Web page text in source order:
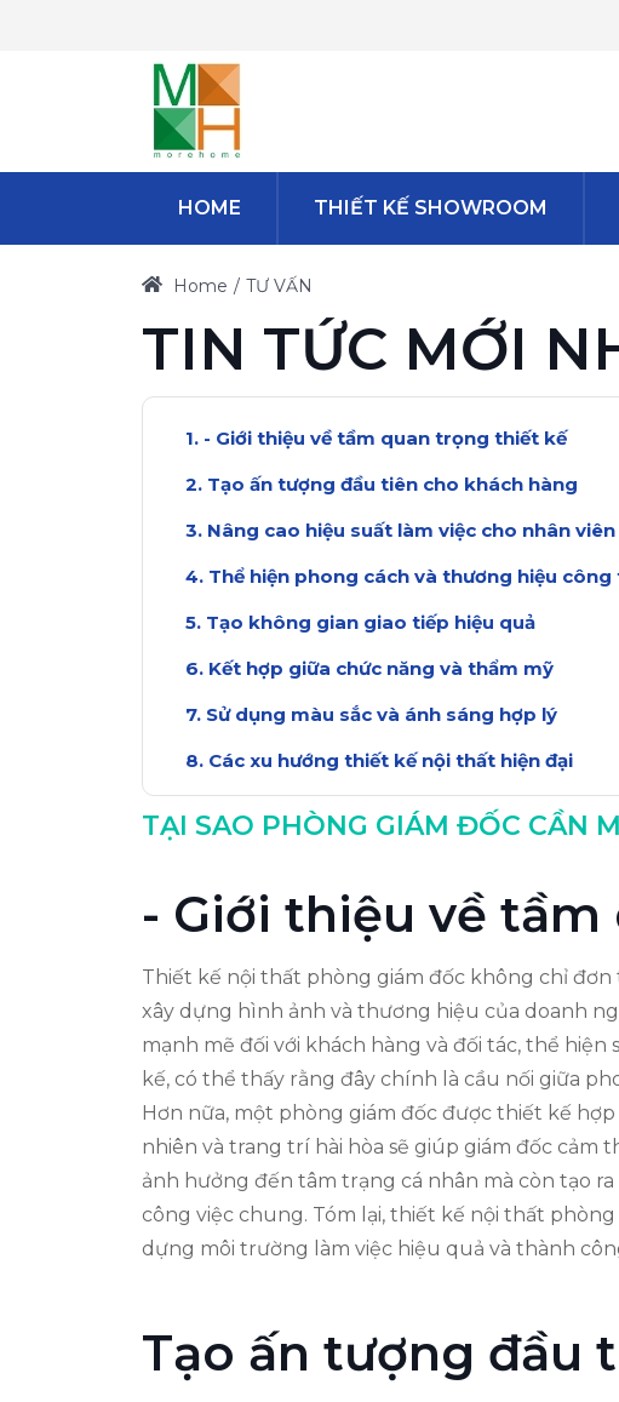
HOME THIẾT KẾ SHOWROOM
Home TƯ VẤN
TIN TỨC MỚI
- Giới thiệu về tầm quan trọng thiết kế
Tạo ấn tượng đầu tiên cho khách hàng
Nâng cao hiệu suất làm việc cho nhân viên
Thể hiện phong cách và thương hiệu công
Tạo không gian giao tiếp hiệu quả
Kết hợp giữa chức năng và thẩm mỹ
Sử dụng màu sắc và ánh sáng hợp lý
Các xu hướng thiết kế nội thất hiện đại
Kết luận: Đầu tư cho không gian giám đốc
TẠI SAO PHÒNG GIÁM ĐỐC CẦN
- Giới thiệu về
Thiết kế nội thất phòng giám đốc không chỉ đơn
xây dựng hình ảnh và thương hiệu của doanh
mạnh mẽ đối với khách hàng và đối tác, thể
kế, có thể thấy rằng đây chính là cầu nối giữa
Hơn nữa, một phòng giám đốc được thiết kế
nhiên và trang trí hài hòa sẽ giúp giám đốc cảm
ảnh hưởng đến tâm trạng cá nhân mà còn tạo
công việc chung. Tóm lại, thiết kế nội thất
dựng môi trường làm việc hiệu quả và thành
Tạo ấn tượng đầu